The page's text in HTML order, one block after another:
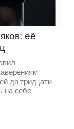
её
до тридцати
на себе